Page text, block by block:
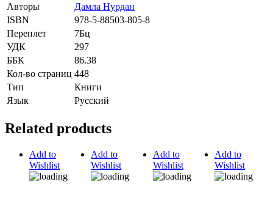
Авторы
Дамла Нурдан
ISBN
978-5-88503-805-8
Переплет
7Бц
УДК
297
ББК
86.38
Кол-во страниц 448
Тип
Книги
Язык
Русский
Related products
Add to
Wishlist
Add to
Wishlist
Add to
Wishlist
Add to
Wishlist